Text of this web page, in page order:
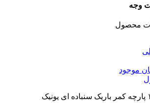
محصول
موجود